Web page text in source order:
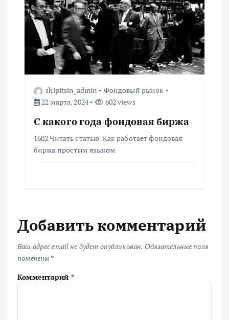
shipitsin_admin
Фондовый рынок
22 марта, 2024
602 views
С какого года фондовая биржа
1602 Читать статью Как работает фондовая
биржа простым языком
Добавить комментарий
Ваш адрес email не будет опубликован. Обязательные поля
помечены *
Комментарий *